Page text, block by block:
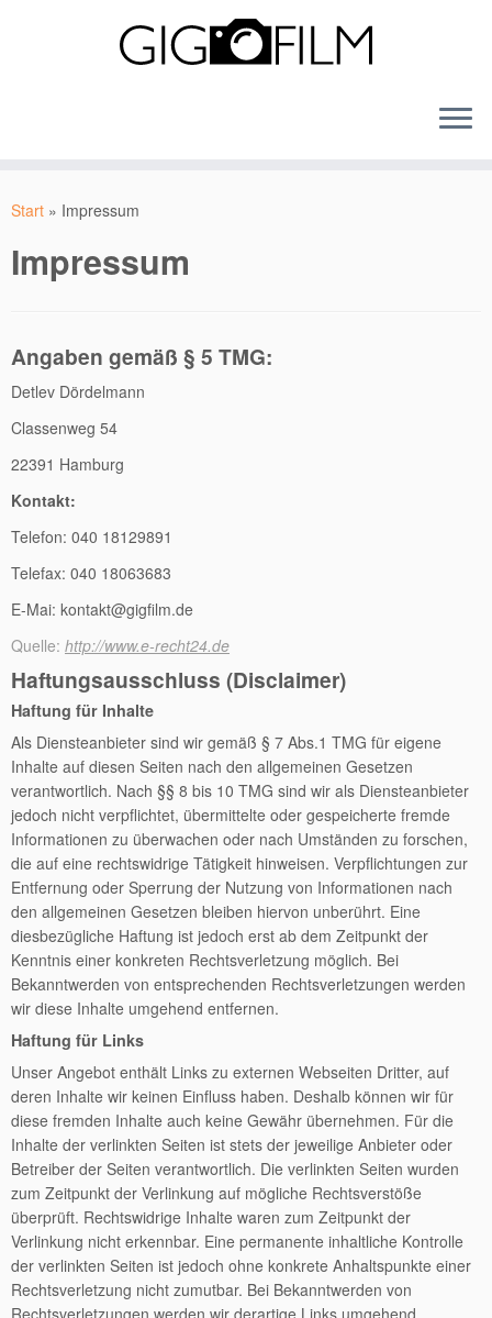
Inhalt
Start » Impressum
Impressum
Angaben gemäß § 5 TMG:
Detlev Dördelmann
Classenweg 54
22391 Hamburg
Kontakt:
Telefon: 040 18129891
Telefax: 040 18063683
E-Mai: kontakt@gigfilm.de
Quelle: http://www.e-recht24.de
Haftungsausschluss (Disclaimer)
Haftung für Inhalte
Als Diensteanbieter sind wir gemäß § 7 Abs.1 TMG für eigene
Inhalte auf diesen Seiten nach den allgemeinen Gesetzen
verantwortlich. Nach §§ 8 bis 10 TMG sind wir als Diensteanbieter
jedoch nicht verpflichtet, übermittelte oder gespeicherte fremde
Informationen zu überwachen oder nach Umständen zu forschen,
die auf eine rechtswidrige Tätigkeit hinweisen. Verpflichtungen zur
Entfernung oder Sperrung der Nutzung von Informationen nach
den allgemeinen Gesetzen bleiben hiervon unberührt. Eine
diesbezügliche Haftung ist jedoch erst ab dem Zeitpunkt der
Kenntnis einer konkreten Rechtsverletzung möglich. Bei
Bekanntwerden von entsprechenden Rechtsverletzungen werden
wir diese Inhalte umgehend entfernen.
Haftung für Links
Unser Angebot enthält Links zu externen Webseiten Dritter, auf
deren Inhalte wir keinen Einfluss haben. Deshalb können wir für
diese fremden Inhalte auch keine Gewähr übernehmen. Für die
Inhalte der verlinkten Seiten ist stets der jeweilige Anbieter oder
Betreiber der Seiten verantwortlich. Die verlinkten Seiten wurden
zum Zeitpunkt der Verlinkung auf mögliche Rechtsverstöße
überprüft. Rechtswidrige Inhalte waren zum Zeitpunkt der
Verlinkung nicht erkennbar. Eine permanente inhaltliche Kontrolle
der verlinkten Seiten ist jedoch ohne konkrete Anhaltspunkte einer
Rechtsverletzung nicht zumutbar. Bei Bekanntwerden von
Rechtsverletzungen werden wir derartige Links umgehend